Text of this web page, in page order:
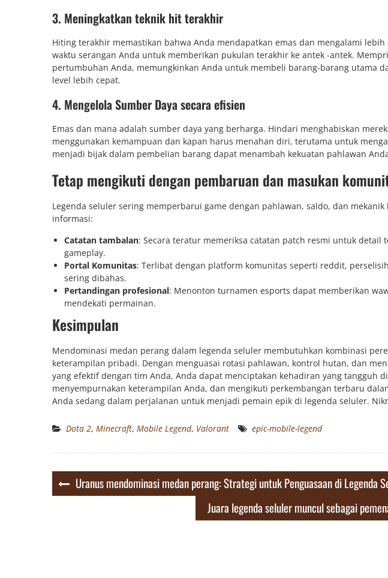
3. Meningkatkan teknik hit terakhir
Hiting terakhir memastikan bahwa Anda mendapatkan emas dan mengalami
waktu serangan Anda untuk memberikan pukulan terakhir ke antek -antek.
pertumbuhan Anda, memungkinkan Anda untuk membeli barang-barang utama
level lebih cepat.
4. Mengelola Sumber Daya secara efisien
Emas dan mana adalah sumber daya yang berharga. Hindari menghabiskan
menggunakan kemampuan dan kapan harus menahan diri, terutama untuk
menjadi bijak dalam pembelian barang dapat menambah kekuatan pahlawan
Tetap mengikuti dengan pembaruan dan masukan
Legenda seluler sering memperbarui game dengan pahlawan, saldo, dan
informasi:
Catatan tambalan: Secara teratur memeriksa catatan patch resmi untuk detail
gameplay.
Portal Komunitas: Terlibat dengan platform komunitas seperti reddit,
sering dibahas.
Pertandingan profesional: Menonton turnamen esports dapat memberikan
mendekati permainan.
Kesimpulan
Mendominasi medan perang dalam legenda seluler membutuhkan kombinasi
keterampilan pribadi. Dengan menguasai rotasi pahlawan, kontrol hutan, dan
yang efektif dengan tim Anda, Anda dapat menciptakan kehadiran yang tangguh
menyempurnakan keterampilan Anda, dan mengikuti perkembangan terbaru
Anda sedang dalam perjalanan untuk menjadi pemain epik di legenda seluler.
Dota 2, Minecraft, Mobile Legend, Valorant epic-mobile-legend
Post
navigation
Uranus mendominasi medan perang: Strategi untuk Penguasaan di Legenda
Juara legenda seluler muncul sebagai